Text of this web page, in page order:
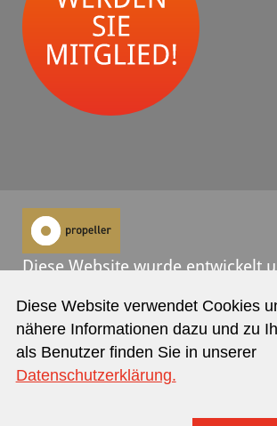
Diese Website wurde entwickelt
Kontakt Datenschutz Impressum
jetzt Newsletter abonnieren
Diese Website verwendet Cookies
nähere Informationen dazu und zu
als Benutzer finden Sie in unserer
Datenschutzerklärung.